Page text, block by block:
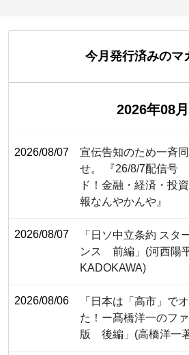
今月発行済みのマ
2026年08月
2026/08/07
宣伝告知のため一斉
せ。 『26/8/7配信号
ド！金融・経済・投
報なんやかんや』
2026/08/07
「日ソ中立条約 スタ
ンス 前編」(河西陽
KADOKAWA)
2026/08/06
「日本は「高市」で
た！ー髙橋洋一のフ
版 後編」(高橋洋一